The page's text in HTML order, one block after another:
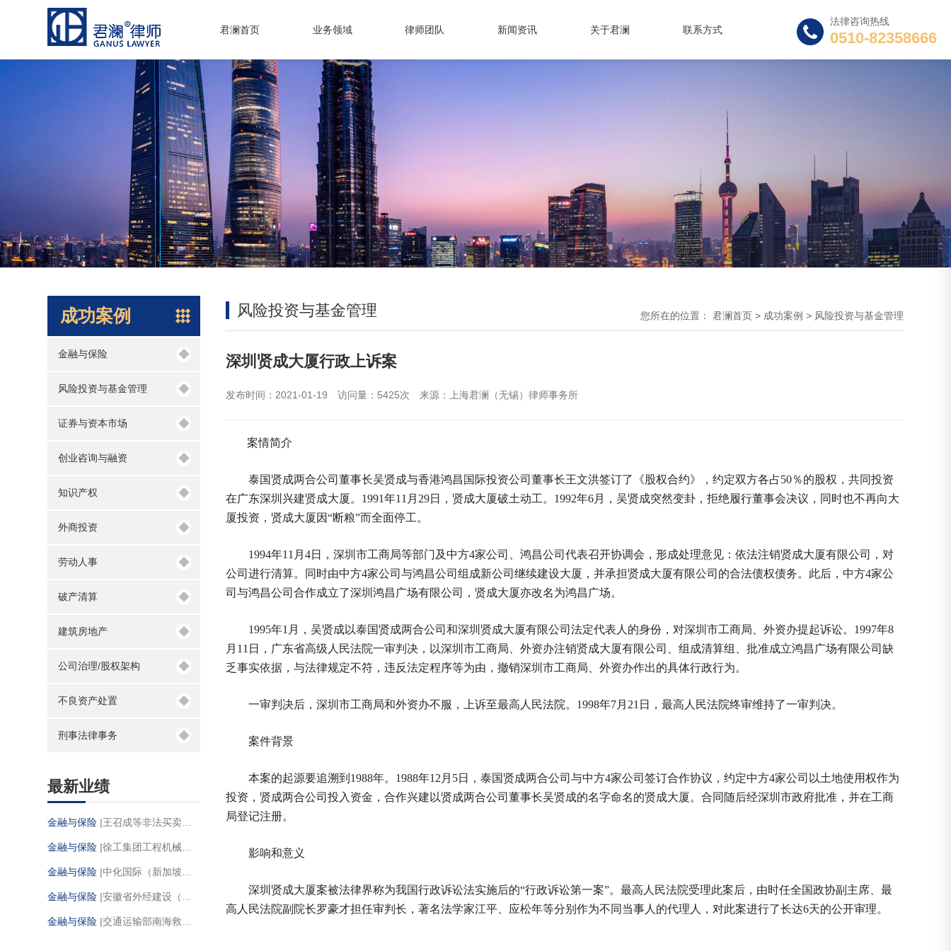
法律咨询热线
0510-82358666
君澜首页 业务领域 律师团队 新闻资讯 关于君澜 联系方式
成功案例
◆
金融与保险
◆
风险投资与基金管理
◆
证券与资本市场
◆
创业咨询与融资
◆
知识产权
◆
外商投资
◆
劳动人事
◆
破产清算
◆
建筑房地产
◆
公司治理/股权架构
◆
不良资产处置
◆
刑事法律事务
最新业绩
金融与保险 |王召成等非法买卖、储存危险物质案
金融与保险 |徐工集团工程机械股份有限公司诉成都川交工贸有限责任公司等买卖合同纠纷案
金融与保险 |中化国际（新加坡）有限公司诉蒂森克虏伯冶金产品有限责任公司国际货物买卖合同纠纷案
金融与保险 |安徽省外经建设（集团）有限公司诉东方置业房地产有限公司保函欺诈纠纷案
金融与保险 |交通运输部南海救助局诉阿昌格罗斯投资公司、香港安达欧森有限公司上海代表处海难救助合同纠纷案
您所在的位置： 君澜首页 > 成功案例 > 风险投资与基金管理
风险投资与基金管理
深圳贤成大厦行政上诉案
发布时间：2021-01-19 访问量：5425次 来源：上海君澜（无锡）律师事务所
案情简介
泰国贤成两合公司董事长吴贤成与香港鸿昌国际投资公司董事长王文洪签订了《股权合约》，约定双方各占50％的股权，共同投资
在广东深圳兴建贤成大厦。1991年11月29日，贤成大厦破土动工。1992年6月，吴贤成突然变卦，拒绝履行董事会决议，同时也不再向大
厦投资，贤成大厦因“断粮”而全面停工。
1994年11月4日，深圳市工商局等部门及中方4家公司、鸿昌公司代表召开协调会，形成处理意见：依法注销贤成大厦有限公司，对
公司进行清算。同时由中方4家公司与鸿昌公司组成新公司继续建设大厦，并承担贤成大厦有限公司的合法债权债务。此后，中方4家公
司与鸿昌公司合作成立了深圳鸿昌广场有限公司，贤成大厦亦改名为鸿昌广场。
1995年1月，吴贤成以泰国贤成两合公司和深圳贤成大厦有限公司法定代表人的身份，对深圳市工商局、外资办提起诉讼。1997年8
月11日，广东省高级人民法院一审判决，以深圳市工商局、外资办注销贤成大厦有限公司、组成清算组、批准成立鸿昌广场有限公司缺
乏事实依据，与法律规定不符，违反法定程序等为由，撤销深圳市工商局、外资办作出的具体行政行为。
一审判决后，深圳市工商局和外资办不服，上诉至最高人民法院。1998年7月21日，最高人民法院终审维持了一审判决。
案件背景
本案的起源要追溯到1988年。1988年12月5日，泰国贤成两合公司与中方4家公司签订合作协议，约定中方4家公司以土地使用权作为
投资，贤成两合公司投入资金，合作兴建以贤成两合公司董事长吴贤成的名字命名的贤成大厦。合同随后经深圳市政府批准，并在工商
局登记注册。
影响和意义
深圳贤成大厦案被法律界称为我国行政诉讼法实施后的“行政诉讼第一案”。最高人民法院受理此案后，由时任全国政协副主席、最
高人民法院副院长罗豪才担任审判长，著名法学家江平、应松年等分别作为不同当事人的代理人，对此案进行了长达6天的公开审理。